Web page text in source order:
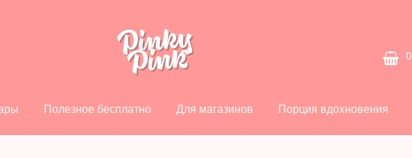
Полезное бесплатно Для магазинов Порция вдохновения
0